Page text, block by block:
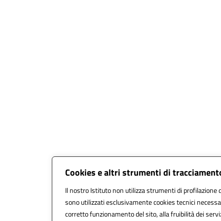
Cookies e altri strumenti di
Il nostro Istituto non utilizza strumenti di profilazione
sono utilizzati esclusivamente cookies tecnici
corretto funzionamento del sito, alla fruibilità dei